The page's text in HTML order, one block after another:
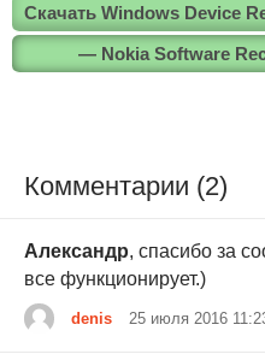
Скачать Windows Device
— Nokia Software
Комментарии (2)
Александр, спасибо за
все функционирует.)
denis 25 июля 2016